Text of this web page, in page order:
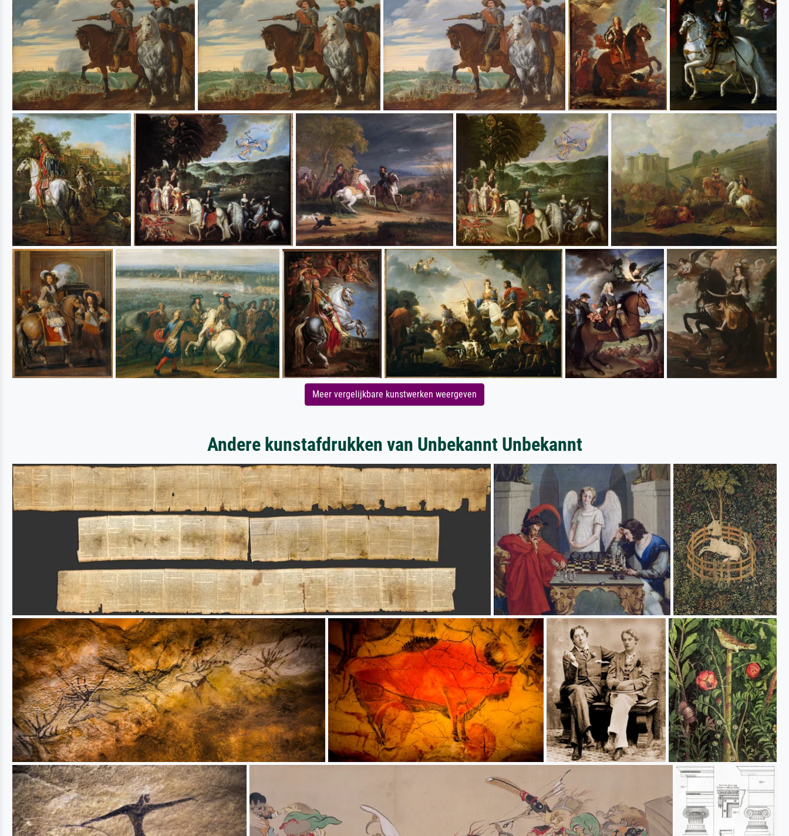
Meer vergelijkbare kunstwerken weergeven
Andere kunstafdrukken van Unbekannt Unbekannt